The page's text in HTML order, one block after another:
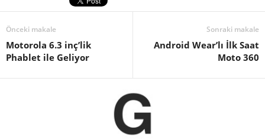
Önceki makale
Motorola 6.3 inç’lik
Phablet ile Geliyor
Sonraki makale
Android Wear’lı İlk Saat
Moto 360